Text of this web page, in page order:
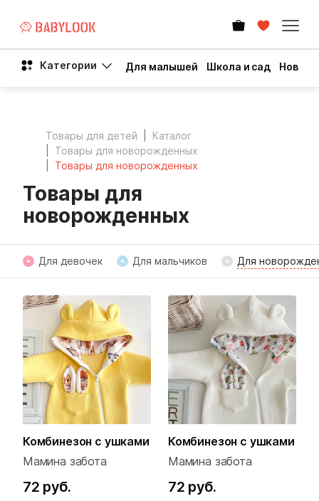
Категории Для малышей Школа и сад Новый
Товары для детей
Каталог
Товары для новорожденных
Товары для новорожденных
Товары для
новорожденных
Для девочек Для мальчиков Для
Комбинезон с ушками
Мамина забота
72 руб.
Комбинезон с ушками
Мамина забота
72 руб.